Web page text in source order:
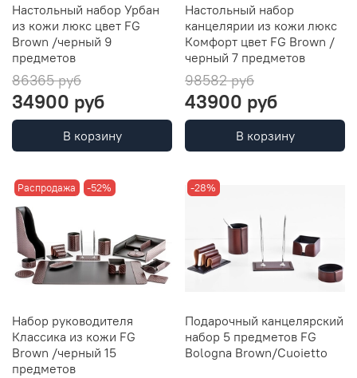
Настольный набор Урбан
из кожи люкс цвет FG
Brown /черный 9
предметов
86365 руб
34900 руб
В корзину
Настольный набор
канцелярии из кожи люкс
Комфорт цвет FG Brown /
черный 7 предметов
98582 руб
43900 руб
В корзину
Распродажа -52%
Набор руководителя
Классика из кожи FG
Brown /черный 15
предметов
-28%
Подарочный канцелярский
набор 5 предметов FG
Bologna Brown/Cuoietto